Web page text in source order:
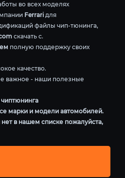
во всех моделях
Ferrari для
файлы чип-тюнинга,
скачать с.
полную поддержку своих
качество.
важное - наши полезные
марки и модели автомобилей.
в нашем списке пожалуйста,